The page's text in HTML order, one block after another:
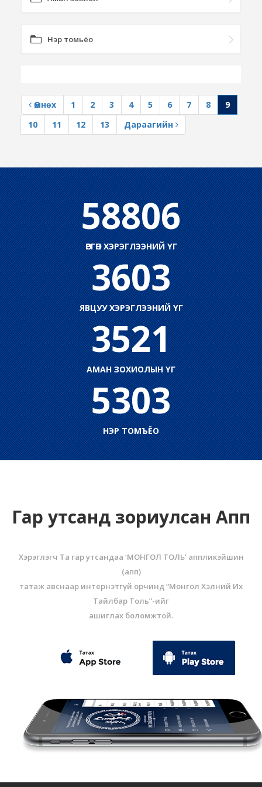
Нэр томьёо
Өмнөх 1 2 3 4 5 6 7 8
9
10
11 12 13 Дараагийн
58806
ӨРГӨН ХЭРЭГЛЭЭНИЙ ҮГ
3603
ЯВЦУУ ХЭРЭГЛЭЭНИЙ ҮГ
3521
АМАН ЗОХИОЛЫН ҮГ
5303
НЭР ТОМЪЁО
Гар утсанд зориулсан Апп
Хэрэглэгч Та гар утсандаа ‘МОНГОЛ ТОЛЬ’ аппликэйшин
(aпп)
татаж авснаар интернэтгүй орчинд “Монгол Хэлний Их
Тайлбар Толь”-ийг
ашиглах боломжтой.